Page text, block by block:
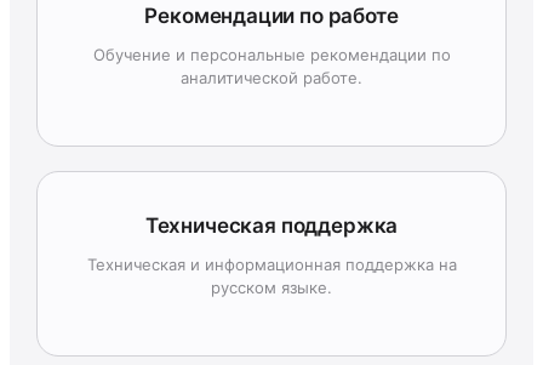
Рекомендации по работе
Обучение и персональные рекомендации по
аналитической работе.
Техническая поддержка
Техническая и информационная поддержка на
русском языке.